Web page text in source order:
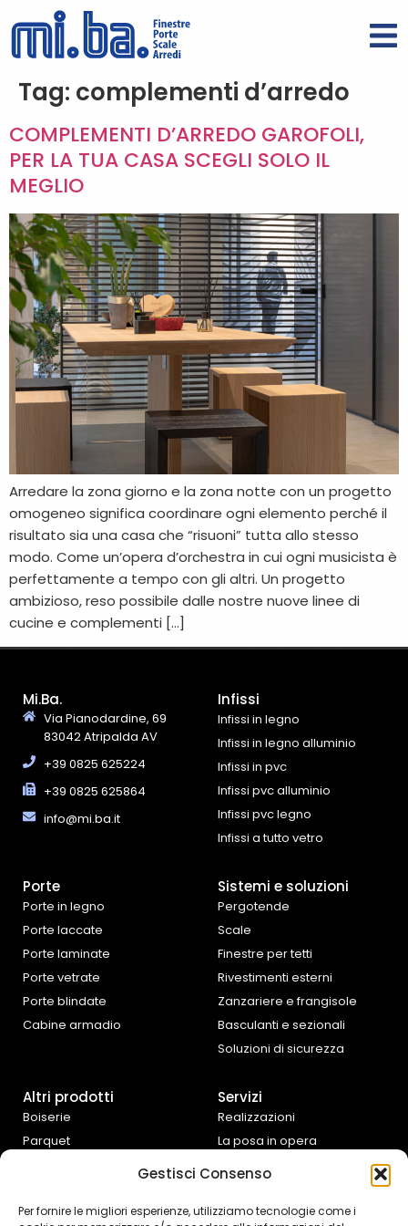
Gestisci Consenso
Per fornire le migliori esperienze, utilizziamo tecnologie come i
Tag: complementi d’arredo
COMPLEMENTI D’ARREDO GAROFOLI,
PER LA TUA CASA SCEGLI SOLO IL
MEGLIO
Arredare la zona giorno e la zona notte con un progetto
omogeneo significa coordinare ogni elemento perché il
risultato sia una casa che “risuoni” tutta allo stesso
modo. Come un’opera d’orchestra in cui ogni musicista è
perfettamente a tempo con gli altri. Un progetto
ambizioso, reso possibile dalle nostre nuove linee di
cucine e complementi […]
Mi.Ba.
Via Pianodardine, 69
83042 Atripalda AV
+39 0825 625224
+39 0825 625864
info@mi.ba.it
Infissi
Infissi in legno
Infissi in legno alluminio
Infissi in pvc
Infissi pvc alluminio
Infissi pvc legno
Infissi a tutto vetro
Porte
Porte in legno
Porte laccate
Porte laminate
Porte vetrate
Porte blindate
Cabine armadio
Sistemi e soluzioni
Pergotende
Scale
Finestre per tetti
Rivestimenti esterni
Zanzariere e frangisole
Basculanti e sezionali
Soluzioni di sicurezza
Altri prodotti
Boiserie
Parquet
d’arredo
Servizi
Realizzazioni
La posa in opera
preventivazione
Assistenza fai da te